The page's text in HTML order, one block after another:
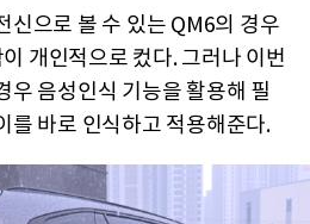
신으로 볼 수 있는 QM6의 경우
개인적으로 컸다. 그러나 이번
우 음성인식 기능을 활용해 필
를 바로 인식하고 적용해준다.